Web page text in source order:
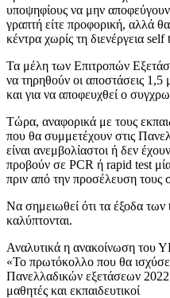
υποψηφίους να μην
γραπτή είτε προφορική, αλλά
κέντρα χωρίς τη διενέργεια self
Τα μέλη των Επιτροπών
να τηρηθούν οι αποστάσεις
και για να αποφευχθεί ο
Τώρα, αναφορικά με τους
που θα συμμετέχουν στις
είναι ανεμβολίαστοι ή δεν
προβούν σε PCR ή rapid test
πριν από την προσέλευση τους
Να σημειωθεί ότι τα έξοδα των
καλύπτονται.
Αναλυτικά η ανακοίνωση του
«Το πρωτόκολλο που θα
Πανελλαδικών εξετάσεων
μαθητές και εκπαιδευτικοί